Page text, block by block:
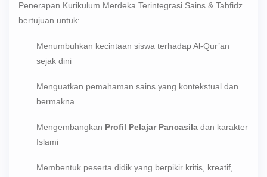
Penerapan Kurikulum Merdeka Terintegrasi Sains & Tahfidz
bertujuan untuk:
Menumbuhkan kecintaan siswa terhadap Al-Qur’an
sejak dini
Menguatkan pemahaman sains yang kontekstual dan
bermakna
Mengembangkan Profil Pelajar Pancasila dan karakter
Islami
Membentuk peserta didik yang berpikir kritis, kreatif,